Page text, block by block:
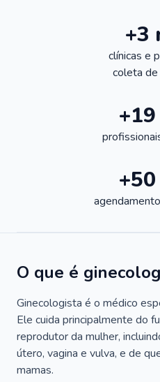
+3
clínicas e
coleta
O que é
Ginecologista é o médico
Ele cuida principalmente do
reprodutor da mulher,
útero, vagina e vulva, e de
mamas.